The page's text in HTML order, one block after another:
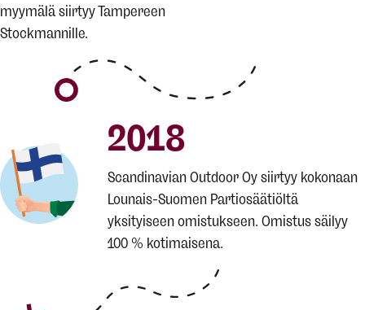
myymälä siirtyy Tampereen
Stockmannille.
2018
Scandinavian Outdoor Oy siirtyy kokonaan
Lounais-Suomen Partiosäätiöltä
yksityiseen omistukseen. Omistus säilyy
100 % kotimaisena.